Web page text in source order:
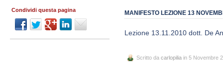
MANIFESTO LEZIONE 13
Lezione 13.11.2010 dott. De
Scritto da carlopilia in 5 Novembre
Condividi questa pagina